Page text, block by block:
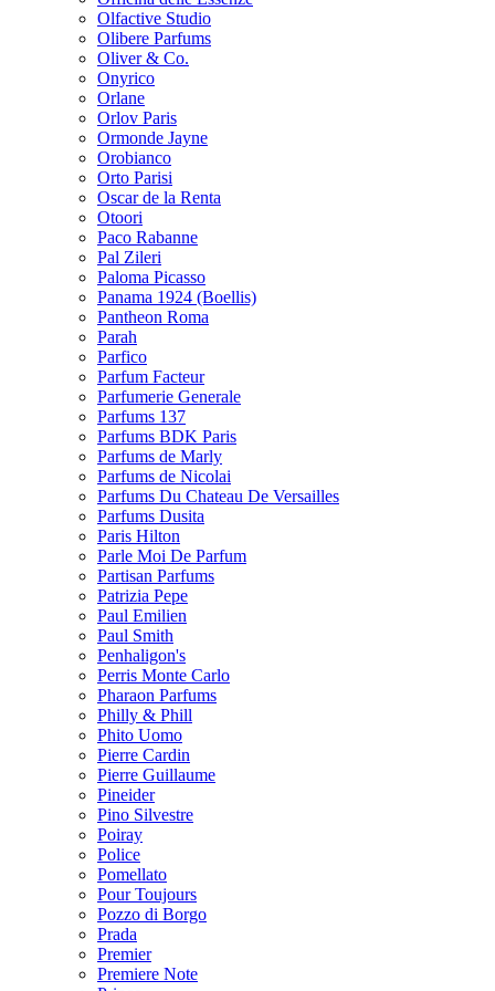
Olfactive Studio
Olibere Parfums
Oliver & Co.
Onyrico
Orlane
Orlov Paris
Ormonde Jayne
Orobianco
Orto Parisi
Oscar de la Renta
Otoori
Paco Rabanne
Pal Zileri
Paloma Picasso
Panama 1924 (Boellis)
Pantheon Roma
Parah
Parfico
Parfum Facteur
Parfumerie Generale
Parfums 137
Parfums BDK Paris
Parfums de Marly
Parfums de Nicolai
Parfums Du Chateau De Versailles
Parfums Dusita
Paris Hilton
Parle Moi De Parfum
Partisan Parfums
Patrizia Pepe
Paul Emilien
Paul Smith
Penhaligon's
Perris Monte Carlo
Pharaon Parfums
Philly & Phill
Phito Uomo
Pierre Cardin
Pierre Guillaume
Pineider
Pino Silvestre
Poiray
Police
Pomellato
Pour Toujours
Pozzo di Borgo
Prada
Premier
Premiere Note